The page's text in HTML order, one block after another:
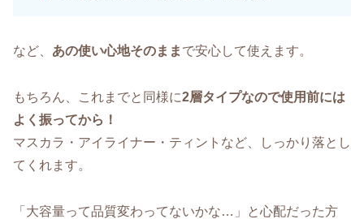
など、 あの使い心地そのまま で安心して使えます。
もちろん、これまでと同様に2層タイプなので使用前には
よく振ってから！
マスカラ・アイライナー・ティントなど、しっかり落とし
てくれます。
「大容量って品質変わってないかな…」と心配だった方